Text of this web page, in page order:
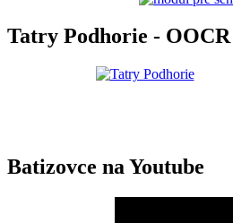
Tatry Podhorie - OOCR
Batizovce na Youtube